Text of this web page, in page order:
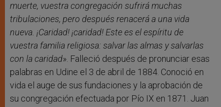
muerte, vuestra congregación sufrirá muchas
tribulaciones, pero después renacerá a una vida
nueva. ¡Caridad! ¡caridad! Este es el espíritu de
vuestra familia religiosa: salvar las almas y salvarlas
con la caridad». Falleció después de pronunciar esas
palabras en Udine el 3 de abril de 1884. Conoció en
vida el auge de sus fundaciones y la aprobación de
su congregación efectuada por Pío IX en 1871. Juan